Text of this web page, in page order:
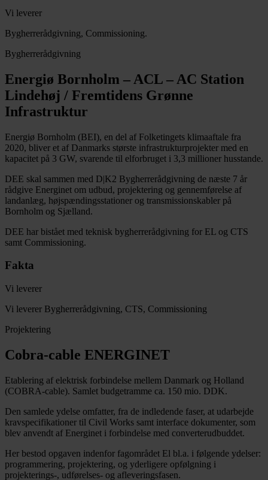
Vi leverer
Bygherrerådgivning, Commissioning.
Bygherrerådgivning
Energiø Bornholm – ACL – AC Station
Lindehøj / Fremtidens Grønne
Infrastruktur
Energiø Bornholm (BEI), en del af Folketingets klimaaftale fra
2020, bliver et af Danmarks største infrastrukturprojekter med en
kapacitet på 3 GW, svarende til elforbruget i 3,3 millioner husstande.
DEE skal sammen med D|K2 Bygherrerådgivning de næste 7 år
rådgive Energinet om udbud, projektering og gennemførelse af
landanlæg, højspændingsstationer og transmissionskabler på
Bornholm og Sjælland.
DEE har bistået med teknisk bygherrerådgivning for EL og CTS
samt Commissioning.
Fakta
Vi leverer
Vi leverer Bygherrerådgivning, CTS, Commissioning
Projektering
Cobra-cable ENERGINET
Etablering af elektrisk forbindelse mellem Danmark og Holland
(COBRA-cable). Samlet budgetramme ca. 150 mio. DDK.
Den samlede ydelse omfatter, fra de indledende faser, at udarbejde
kravspecifikationer til Civil Works samt interface dokumenter, som
blev anvendt af Energinet i forbindelse med converterudbuddet.
Her bestod opgaven indenfor fagområdet El bl.a. i følgende ydelser:
programmering, projektering, og yderligere opfølgning i
projekterings-, udførelses- og afleveringsfasen.